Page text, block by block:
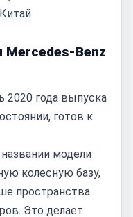
Китай
Mercedes-Benz
2020 года выпуска
готов к
названии модели
колесную базу,
пространства
Это делает